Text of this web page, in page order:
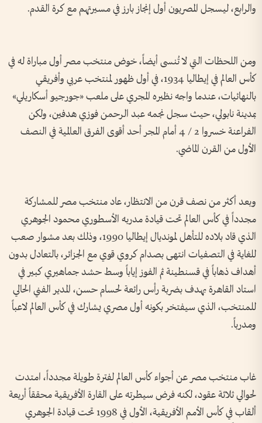
والرابع، ليسجل المصريون أول إنجاز بارز في مسيرتهم مع كرة القدم.
ومن اللحظات التي لا تُنسى أيضاً، خوض منتخب مصر أول مباراة له في
كأس العالم في إيطاليا 1934، في أول ظهور لمنتخب عربي وأفريقي
بالنهائيات، عندما واجه نظيره المجري على ملعب «جورجيو أسكاريلي»
بمدينة نابولي، حيث سجل نجمه عبد الرحمن فوزي هدفين، ولكن
الفراعنة خسروا 2 / 4 أمام المجر أحد أقوى الفرق العالمية في النصف
الأول من القرن الماضي.
وبعد أكثر من نصف قرن من الانتظار، عاد منتخب مصر للمشاركة
مجدداً في كأس العالم تحت قيادة مدربه الأسطوري محمود الجوهري
الذي قاد بلاده للتأهل لمونديال إيطاليا 1990، وذلك بعد مشوار صعب
للغاية في التصفيات انتهى بصدام كروي قوي مع الجزائر، بالتعادل بدون
أهداف ذهاباً في قسنطينة ثم الفوز إياباً وسط حشد جماهيري كبير في
استاد القاهرة بهدف بضربة رأس رائعة لحسام حسن، المدير الفني الحالي
للمنتخب، الذي سيفتخر بكونه أول مصري يشارك في كأس العالم لاعباً
ومدرباً.
غاب منتخب مصر عن أجواء كأس العالم لفترة طويلة مجدداً، امتدت
لحوالي ثلاثة عقود، لكنه فرض سيطرته على القارة الأفريقية محققاً أربعة
ألقاب في كأس الأمم الأفريقية، الأول في 1998 تحت قيادة الجوهري